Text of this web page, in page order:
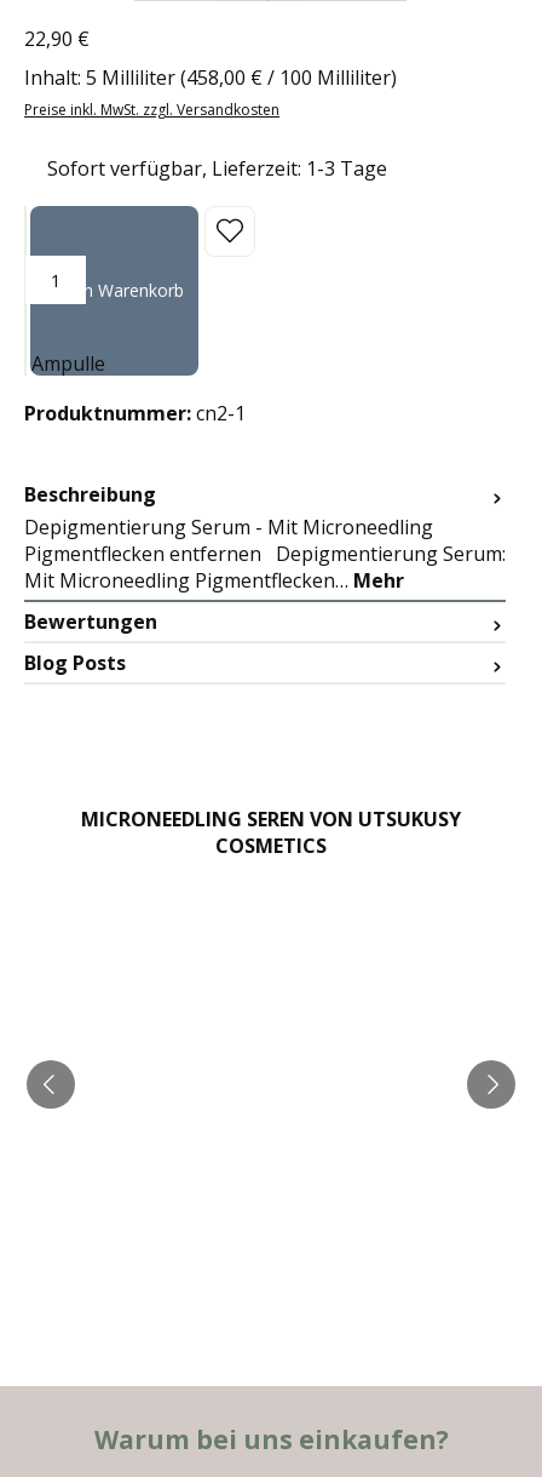
Regulärer Preis:
22,90 €
Inhalt: 5 Milliliter(458,00 € / 100 Milliliter)
Preise inkl. MwSt. zzgl. Versandkosten
Sofort verfügbar, Lieferzeit: 1-3 Tage
Produkt Anzahl: Gib den gewünschten Wert ein oder benutze die
Ampulle
In den Warenkorb
Produktnummer:cn2-1
Beschreibung
Depigmentierung Serum - Mit Microneedling
Pigmentflecken entfernen Depigmentierung Serum:
Mit Microneedling Pigmentflecken… Mehr
Bewertungen
Blog Posts
MICRONEEDLING SEREN VON UTSUKUSY
COSMETICS
Warum bei uns einkaufen?